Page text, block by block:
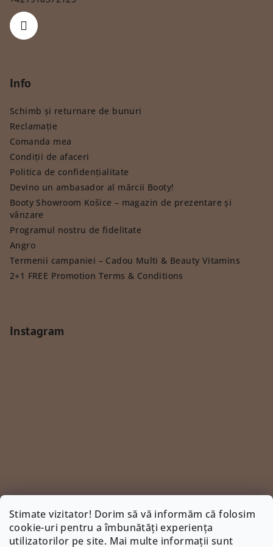
Stimate vizitator! Dorim să vă informăm că folosim
cookie-uri pentru a îmbunătăți experiența
utilizatorilor pe site. Mai multe informații sunt
Info
Schimb și returnare de bunuri
Reclamație
Comanda mea
Condiții de afaceri
Politica de confidențialitate
Devino un ambasador al mărcii Booty!
Booty Showroom Košice – magazin de prezentare și
vânzare
Programul nostru de fidelitate
Angro
Termenii campaniei – Cadou Multi & Beauty Vitamins
2+1 FREE Promotion Terms & Conditions
Instagram